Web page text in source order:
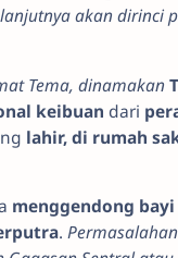
akan dirinci
Tema, dinamakan
keibuan dari
lahir, di rumah
menggendong
.